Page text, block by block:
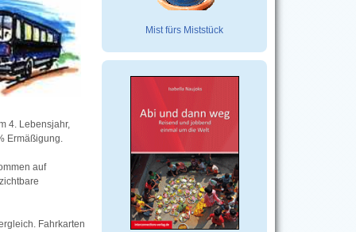
4. Lebensjahr,
Ermäßigung.
auf
Fahrkarten
Mist fürs Miststück